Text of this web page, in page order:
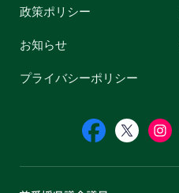
政策ポリシー
お知らせ
プライバシーポリシー